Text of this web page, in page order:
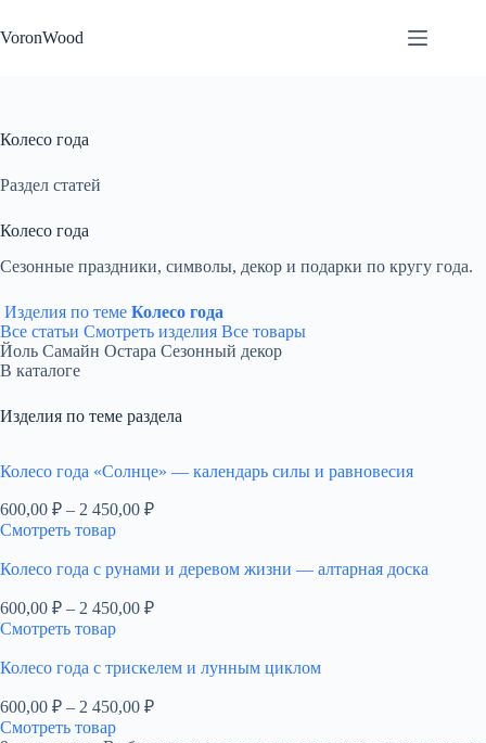
к
сути
VoronWood
Колесо года
Раздел статей
Колесо года
Сезонные праздники, символы, декор и подарки по кругу года.
Изделия по теме Колесо года
Все статьи Смотреть изделия Все товары
Йоль Самайн Остара Сезонный декор
В каталоге
Изделия по теме раздела
Колесо года «Солнце» — календарь силы и равновесия
600,00 ₽ – 2 450,00 ₽Диапазон
–
450,00 ₽
Смотреть товар
Колесо года с рунами и деревом жизни — алтарная доска
600,00 ₽ – 2 450,00 ₽Диапазон
–
450,00 ₽
Смотреть товар
Колесо года с трискелем и лунным циклом
600,00 ₽ – 2 450,00 ₽Диапазон
Смотреть товар